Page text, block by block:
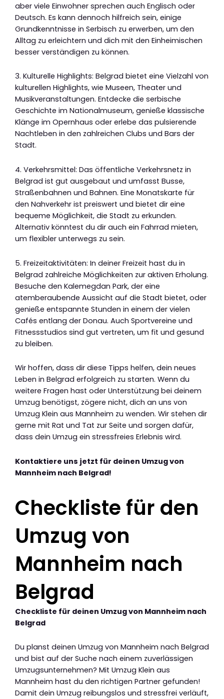
aber viele Einwohner sprechen auch Englisch oder
Deutsch. Es kann dennoch hilfreich sein, einige
Grundkenntnisse in Serbisch zu erwerben, um den
Alltag zu erleichtern und dich mit den Einheimischen
besser verständigen zu können.
3. Kulturelle Highlights: Belgrad bietet eine Vielzahl von
kulturellen Highlights, wie Museen, Theater und
Musikveranstaltungen. Entdecke die serbische
Geschichte im Nationalmuseum, genieße klassische
Klänge im Opernhaus oder erlebe das pulsierende
Nachtleben in den zahlreichen Clubs und Bars der
Stadt.
4. Verkehrsmittel: Das öffentliche Verkehrsnetz in
Belgrad ist gut ausgebaut und umfasst Busse,
Straßenbahnen und Bahnen. Eine Monatskarte für
den Nahverkehr ist preiswert und bietet dir eine
bequeme Möglichkeit, die Stadt zu erkunden.
Alternativ könntest du dir auch ein Fahrrad mieten,
um flexibler unterwegs zu sein.
5. Freizeitaktivitäten: In deiner Freizeit hast du in
Belgrad zahlreiche Möglichkeiten zur aktiven Erholung.
Besuche den Kalemegdan Park, der eine
atemberaubende Aussicht auf die Stadt bietet, oder
genieße entspannte Stunden in einem der vielen
Cafés entlang der Donau. Auch Sportvereine und
Fitnessstudios sind gut vertreten, um fit und gesund
zu bleiben.
Wir hoffen, dass dir diese Tipps helfen, dein neues
Leben in Belgrad erfolgreich zu starten. Wenn du
weitere Fragen hast oder Unterstützung bei deinem
Umzug benötigst, zögere nicht, dich an uns von
Umzug Klein aus Mannheim zu wenden. Wir stehen dir
gerne mit Rat und Tat zur Seite und sorgen dafür,
dass dein Umzug ein stressfreies Erlebnis wird.
Kontaktiere uns jetzt für deinen Umzug von
Mannheim nach Belgrad!
Checkliste für den
Umzug von
Mannheim nach
Belgrad
Checkliste für deinen Umzug von Mannheim nach
Belgrad
Du planst deinen Umzug von Mannheim nach Belgrad
und bist auf der Suche nach einem zuverlässigen
Umzugsunternehmen? Mit Umzug Klein aus
Mannheim hast du den richtigen Partner gefunden!
Damit dein Umzug reibungslos und stressfrei verläuft,